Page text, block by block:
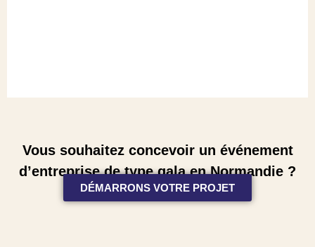
Vous souhaitez concevoir un événement
d’entreprise de type gala en Normandie ?
DÉMARRONS VOTRE PROJET